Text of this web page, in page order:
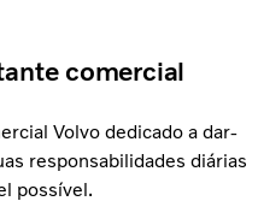
comercial
Volvo dedicado a dar-
responsabilidades diárias
possível.